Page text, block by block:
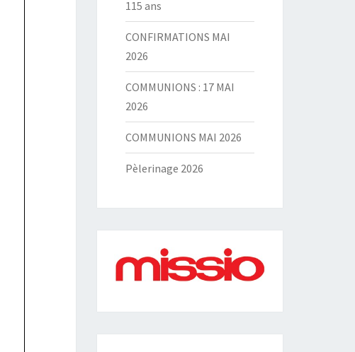
115 ans
CONFIRMATIONS MAI
2026
COMMUNIONS : 17 MAI
2026
COMMUNIONS MAI 2026
Pèlerinage 2026